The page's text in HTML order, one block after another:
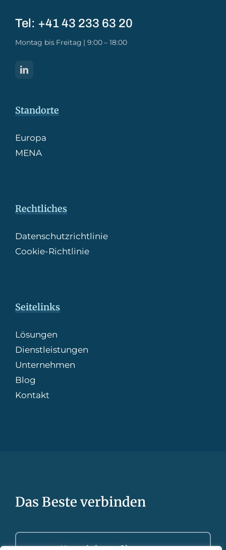
Tel: +41 43 233 63 20​
Montag bis Freitag | 9:00 – 18:00
Standorte
Europa
MENA
Rechtliches
Datenschutzrichtlinie
Cookie-Richtlinie
Seitelinks
Lösungen
Dienstleistungen
Unternehmen
Blog
Kontakt
Das Beste verbinden